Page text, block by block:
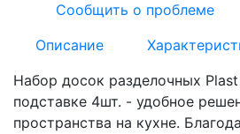
Сообщить о проблеме
Описание
Набор досок разделочных
подставке 4шт. - удобное
пространства на кухне.